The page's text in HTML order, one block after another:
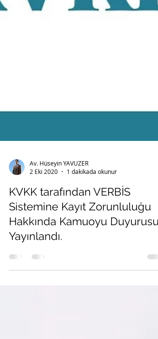
2 Eki 2020
1 dakikada okunur
KVKK tarafından VERBİS
Sistemine Kayıt Zorunluluğu
Hakkında Kamuoyu Duyurusu
Yayınlandı.